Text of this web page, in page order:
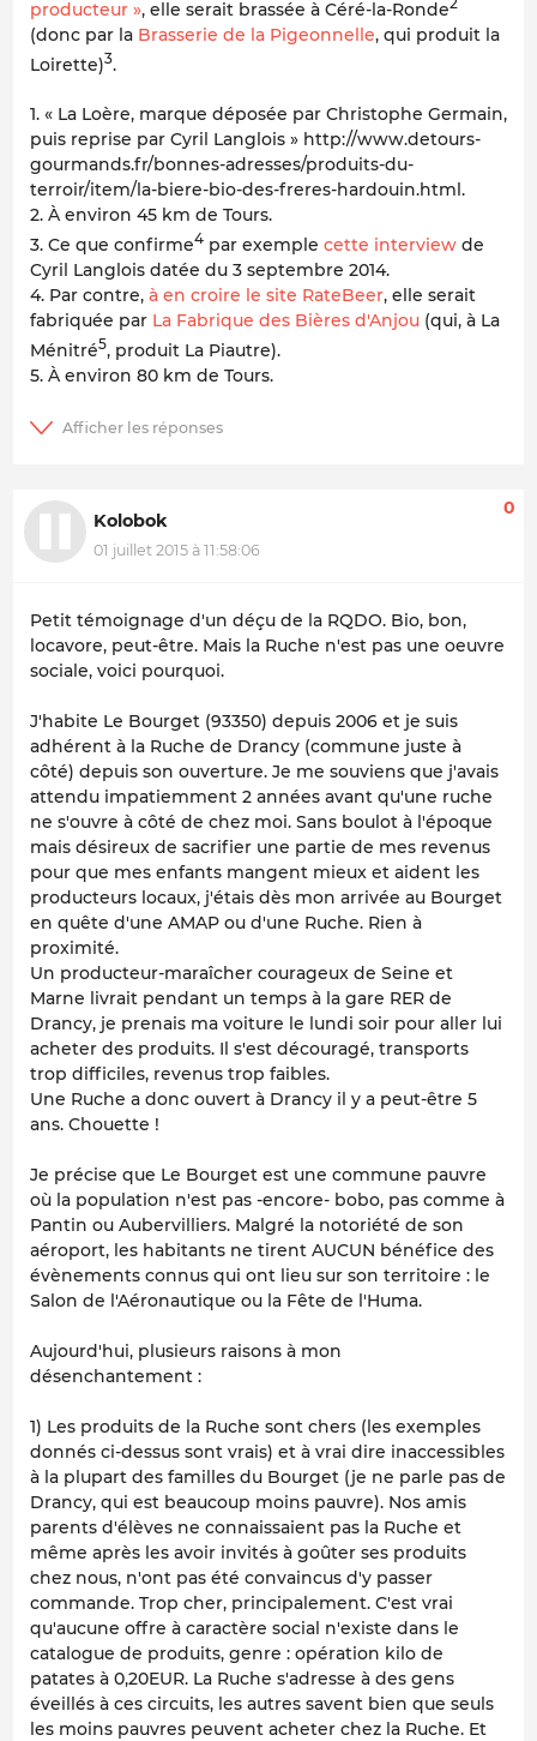
producteur », elle serait brassée à Céré-la-Ronde
(donc par la Brasserie de la Pigeonnelle, qui produit la
Loirette)3.
1. « La Loère, marque déposée par Christophe Germain,
puis reprise par Cyril Langlois » http://www.detours-
gourmands.fr/bonnes-adresses/produits-du-
terroir/item/la-biere-bio-des-freres-hardouin.html.
2. À environ 45 km de Tours.
3. Ce que confirme4 par exemple cette interview de
Cyril Langlois datée du 3 septembre 2014.
4. Par contre, à en croire le site RateBeer, elle serait
fabriquée par La Fabrique des Bières d'Anjou (qui, à La
Ménitré5, produit La Piautre).
5. À environ 80 km de Tours.
Kolobok
01 juillet 2015 à 11:58:06
0
Petit témoignage d'un déçu de la RQDO. Bio, bon,
locavore, peut-être. Mais la Ruche n'est pas une oeuvre
sociale, voici pourquoi.
J'habite Le Bourget (93350) depuis 2006 et je suis
adhérent à la Ruche de Drancy (commune juste à
côté) depuis son ouverture. Je me souviens que j'avais
attendu impatiemment 2 années avant qu'une ruche
ne s'ouvre à côté de chez moi. Sans boulot à l'époque
mais désireux de sacrifier une partie de mes revenus
pour que mes enfants mangent mieux et aident les
producteurs locaux, j'étais dès mon arrivée au Bourget
en quête d'une AMAP ou d'une Ruche. Rien à
proximité.
Un producteur-maraîcher courageux de Seine et
Marne livrait pendant un temps à la gare RER de
Drancy, je prenais ma voiture le lundi soir pour aller lui
acheter des produits. Il s'est découragé, transports
trop difficiles, revenus trop faibles.
Une Ruche a donc ouvert à Drancy il y a peut-être 5
ans. Chouette !
Je précise que Le Bourget est une commune pauvre
où la population n'est pas -encore- bobo, pas comme à
Pantin ou Aubervilliers. Malgré la notoriété de son
aéroport, les habitants ne tirent AUCUN bénéfice des
évènements connus qui ont lieu sur son territoire : le
Salon de l'Aéronautique ou la Fête de l'Huma.
Aujourd'hui, plusieurs raisons à mon
désenchantement :
1) Les produits de la Ruche sont chers (les exemples
donnés ci-dessus sont vrais) et à vrai dire inaccessibles
à la plupart des familles du Bourget (je ne parle pas de
Drancy, qui est beaucoup moins pauvre). Nos amis
parents d'élèves ne connaissaient pas la Ruche et
même après les avoir invités à goûter ses produits
chez nous, n'ont pas été convaincus d'y passer
commande. Trop cher, principalement. C'est vrai
qu'aucune offre à caractère social n'existe dans le
catalogue de produits, genre : opération kilo de
patates à 0,20EUR. La Ruche s'adresse à des gens
éveillés à ces circuits, les autres savent bien que seuls
les moins pauvres peuvent acheter chez la Ruche. Et